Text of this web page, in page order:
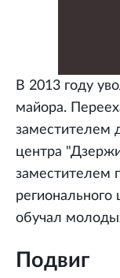
В 2013 году
майора.
заместителем
центра
заместителем
обучал
Подвиг